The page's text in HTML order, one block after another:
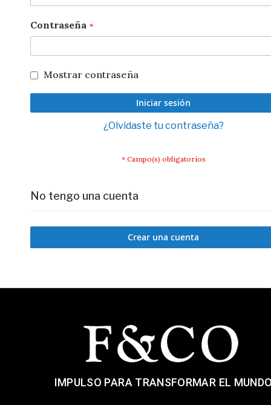
Contraseña
Mostrar contraseña
Iniciar sesión
¿Olvidaste tu contraseña?
No tengo una cuenta
Crear una cuenta
IMPULSO PARA TRANSFORMAR EL